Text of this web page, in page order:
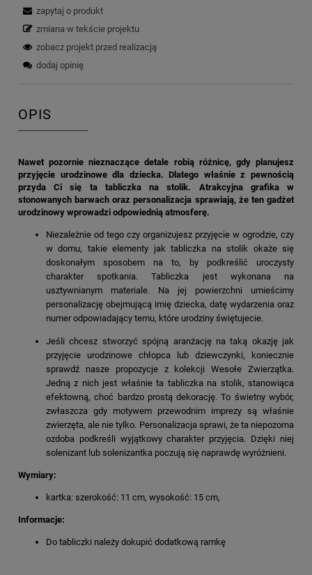
zapytaj o produkt
zmiana w tekście projektu
zobacz projekt przed realizacją
dodaj opinię
OPIS
Nawet pozornie nieznaczące detale robią różnicę, gdy planujesz
przyjęcie urodzinowe dla dziecka. Dlatego właśnie z pewnością
przyda Ci się ta tabliczka na stolik. Atrakcyjna grafika w
stonowanych barwach oraz personalizacja sprawiają, że ten gadżet
urodzinowy wprowadzi odpowiednią atmosferę.
Niezależnie od tego czy organizujesz przyjęcie w ogrodzie, czy
w domu, takie elementy jak tabliczka na stolik okaże się
doskonałym sposobem na to, by podkreślić uroczysty
charakter spotkania. Tabliczka jest wykonana na
usztywnianym materiale. Na jej powierzchni umieścimy
personalizację obejmującą imię dziecka, datę wydarzenia oraz
numer odpowiadający temu, które urodziny świętujecie.
Jeśli chcesz stworzyć spójną aranżację na taką okazję jak
przyjęcie urodzinowe chłopca lub dziewczynki, koniecznie
sprawdź nasze propozycje z kolekcji Wesołe Zwierzątka.
Jedną z nich jest właśnie ta tabliczka na stolik, stanowiąca
efektowną, choć bardzo prostą dekorację. To świetny wybór,
zwłaszcza gdy motywem przewodnim imprezy są właśnie
zwierzęta, ale nie tylko. Personalizacja sprawi, że ta niepozorna
ozdoba podkreśli wyjątkowy charakter przyjęcia. Dzięki niej
solenizant lub solenizantka poczują się naprawdę wyróżnieni.
Wymiary:
kartka: szerokość: 11 cm, wysokość: 15 cm,
Informacje:
Do tabliczki należy dokupić dodatkową ramkę